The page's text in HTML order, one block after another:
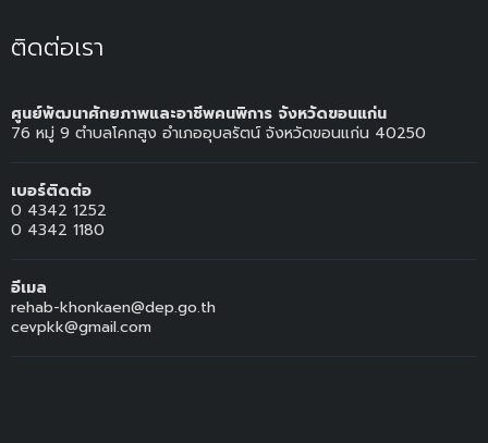
ติดต่อเรา
ศูนย์พัฒนาศักยภาพและอาชีพคนพิการ จังหวัดขอนแก่น
76 หมู่ 9 ตำบลโคกสูง อำเภออุบลรัตน์ จังหวัดขอนแก่น 40250
เบอร์ติดต่อ
0 4342 1252
0 4342 1180
อีเมล
rehab-khonkaen@dep.go.th
cevpkk@gmail.com